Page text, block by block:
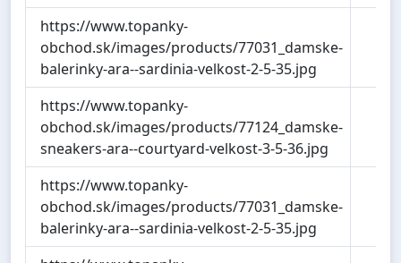
https://www.topanky-
obchod.sk/images/products/77031_damske-
balerinky-ara--sardinia-velkost-2-5-35.jpg
https://www.topanky-
obchod.sk/images/products/77124_damske-
sneakers-ara--courtyard-velkost-3-5-36.jpg
https://www.topanky-
obchod.sk/images/products/77031_damske-
balerinky-ara--sardinia-velkost-2-5-35.jpg